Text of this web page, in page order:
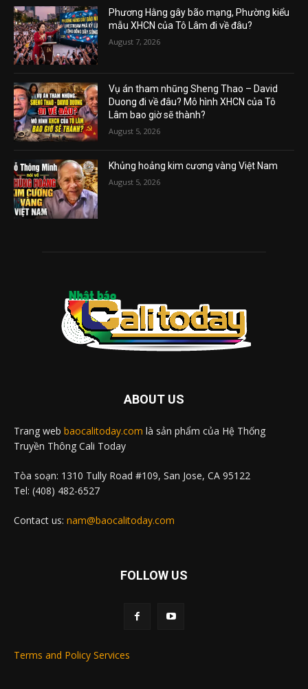
Phương Hằng gây bão mạng, Phường kiểu
mẫu XHCN của Tô Lâm đi về đâu?
August 7, 2026
Vụ án tham nhũng Sheng Thao – David
Duong đi về đâu? Mô hình XHCN của Tô
Lâm bao giờ sẽ thành?
August 5, 2026
Khủng hoảng kim cương vàng Việt Nam
August 5, 2026
ABOUT US
Trang web baocalitoday.com là sản phẩm của Hệ Thống
Truyền Thông Cali Today
Tòa soạn: 1310 Tully Road #109, San Jose, CA 95122
Tel: (408) 482-6527
Contact us: nam@baocalitoday.com
FOLLOW US
Terms and Policy Services